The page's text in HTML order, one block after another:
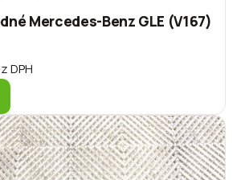
Mercedes-Benz GLE (V167)
DPH